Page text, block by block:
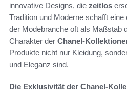
innovative Designs, die zeitlos
Tradition und Moderne schafft eine
der Modebranche oft als Maßstab
Charakter der Chanel-
Produkte nicht nur Kleidung,
und Eleganz sind.
Die Exklusivität der Chanel-